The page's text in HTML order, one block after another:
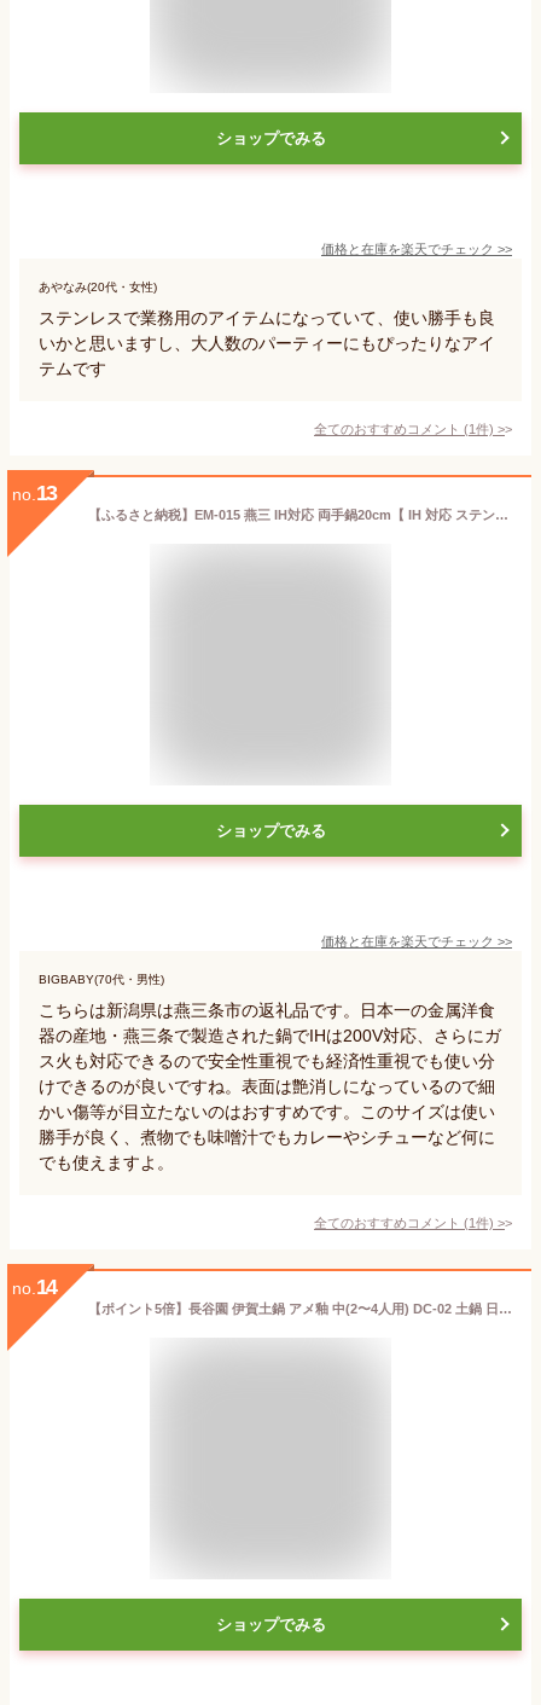
ショップでみる
価格と在庫を楽天でチェック >>
あやなみ(20代・女性)
ステンレスで業務用のアイテムになっていて、使い勝手も良
いかと思いますし、大人数のパーティーにもぴったりなアイ
テムです
全てのおすすめコメント (1件) >
no. 13
【ふるさと納税】EM-015 燕三 IH対応 両手鍋20cm【 IH 対応 ステンレス 鍋 鉄 燕三条 新潟県 燕市 】
ショップでみる
価格と在庫を楽天でチェック >>
BIGBABY(70代・男性)
こちらは新潟県は燕三条市の返礼品です。日本一の金属洋食
器の産地・燕三条で製造された鍋でIHは200V対応、さらにガ
ス火も対応できるので安全性重視でも経済性重視でも使い分
けできるのが良いですね。表面は艶消しになっているので細
かい傷等が目立たないのはおすすめです。このサイズは使い
勝手が良く、煮物でも味噌汁でもカレーやシチューなど何に
でも使えますよ。
全てのおすすめコメント (1件) >
no. 14
【ポイント5倍】長谷園 伊賀土鍋 アメ釉 中(2〜4人用) DC-02 土鍋 日本製 おしゃれ 9号 母の日 炊飯 結婚祝 還暦祝 長寿祝 誕生日プレゼント 送料無料【伝統工芸・ 陶器の和遊感】
ショップでみる